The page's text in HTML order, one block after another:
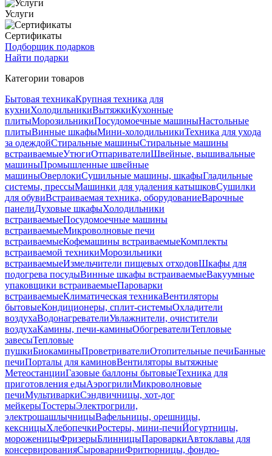
Услуги
Сертификаты
Подборщик подарков
Найти подарки
Категории товаров
Бытовая техникаКрупная техника для
кухниХолодильникиВытяжкиКухонные
плитыМорозильникиПосудомоечные машиныНастольные
плитыВинные шкафыМини-холодильникиТехника для ухода
за одеждойСтиральные машиныСтиральные машины
встраиваемыеУтюгиОтпаривателиШвейные, вышивальные
машиныПромышленные швейные
машиныОверлокиСушильные машины, шкафыГладильные
системы, прессыМашинки для удаления катышковСушилки
для обувиВстраиваемая техника, оборудованиеВарочные
панелиДуховые шкафыХолодильники
встраиваемыеПосудомоечные машины
встраиваемыеМикроволновые печи
встраиваемыеКофемашины встраиваемыеКомплекты
встраиваемой техникиМорозильники
встраиваемыеИзмельчители пищевых отходовШкафы для
подогрева посудыВинные шкафы встраиваемыеВакуумные
упаковщики встраиваемыеПароварки
встраиваемыеКлиматическая техникаВентиляторы
бытовыеКондиционеры, сплит-системыОхладители
воздухаВодонагревателиУвлажнители, очистители
воздухаКамины, печи-каминыОбогревателиТепловые
завесыТепловые
пушкиБиокаминыПроветривателиОтопительные печиБанные
печиПорталы для каминовВентиляторы вытяжные
МетеостанцииГазовые баллоны бытовыеТехника для
приготовления едыАэрогрилиМикроволновые
печиМультиваркиСэндвичницы, хот-дог
мейкерыТостерыЭлектрогрили,
электрошашлычницыВафельницы, орешницы,
кексницыХлебопечкиРостеры, мини-печиЙогуртницы,
мороженицыФризерыБлинницыПароваркиАвтоклавы для
консервированияСыроварниФритюрницы, фондю-